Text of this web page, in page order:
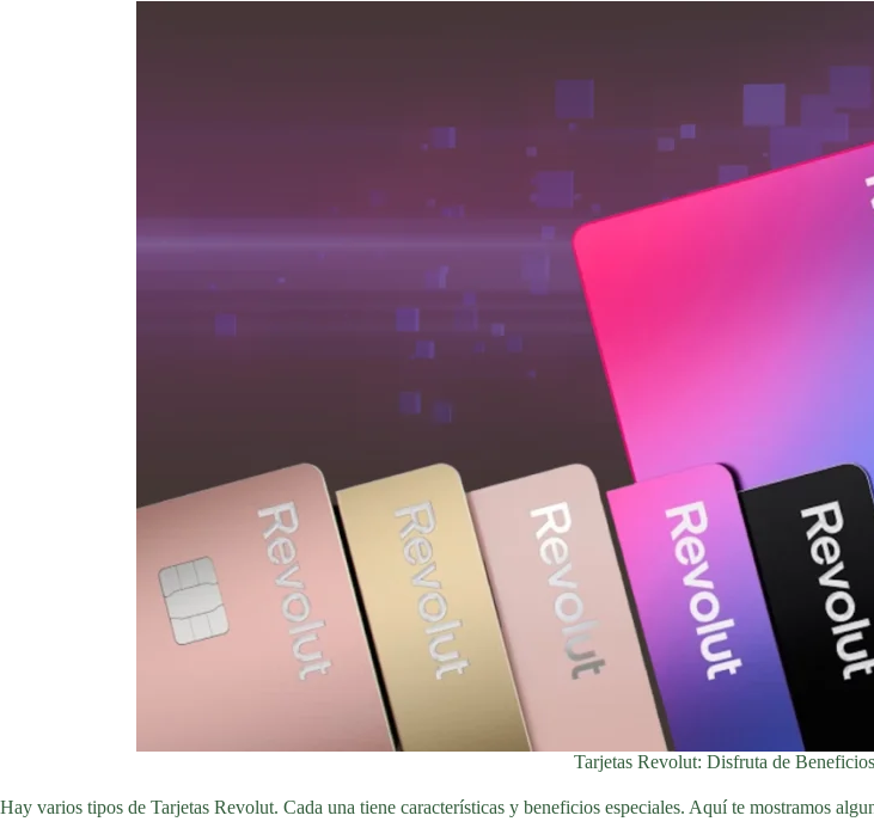
Tarjetas Revolut: Disfruta de
Hay varios tipos de Tarjetas Revolut. Cada una tiene características y beneficios especiales. Aquí te mostramos